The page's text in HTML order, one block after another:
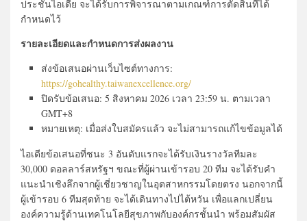
ประชันไอเดีย จะได้รับการพิจารณาตามเกณฑ์การตัดสินที่ได้
กำหนดไว้
รายละเอียดและกำหนดการส่งผลงาน
ส่งข้อเสนอผ่านเว็บไซต์ทางการ:
https://gohealthy.taiwanexcellence.org/
ปิดรับข้อเสนอ: 5 สิงหาคม 2026 เวลา 23:59 น. ตามเวลา
GMT+8
หมายเหตุ: เมื่อส่งใบสมัครแล้ว จะไม่สามารถแก้ไขข้อมูลได้
ไอเดียข้อเสนอที่ชนะ 3 อันดับแรกจะได้รับเงินรางวัลทีมละ
30,000 ดอลลาร์สหรัฐฯ ขณะที่ผู้ผ่านเข้ารอบ 20 ทีม จะได้รับคำ
แนะนำเชิงลึกจากผู้เชี่ยวชาญในอุตสาหกรรมโดยตรง นอกจากนี้
ผู้เข้ารอบ 6 ทีมสุดท้าย จะได้เดินทางไปไต้หวัน เพื่อแลกเปลี่ยน
องค์ความรู้ด้านเทคโนโลยีสุขภาพกับองค์กรชั้นนำ พร้อมสัมผัส